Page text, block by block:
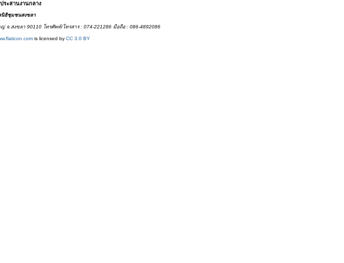
ระสานงานกลาง
นิธิชุมชนสงขลา
จ.สงขลา 90110 โทรศัพท์/โทรสาร : 074-221286 มือถือ : 086-4892086
is licensed by CC 3.0 BY